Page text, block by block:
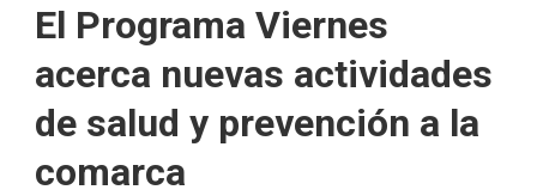
El Programa Viernes
acerca nuevas actividades
de salud y prevención a la
comarca